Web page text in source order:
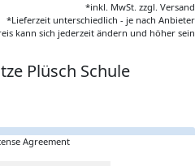
*inkl. MwSt. zzgl. Versand
*Lieferzeit unterschiedlich - je nach Anbieter
kann sich jederzeit ändern und höher sein
Plüsch Schule
Agreement